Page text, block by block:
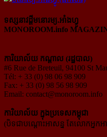
ទស្សនាវដ្ដីមនោរម្យ.អាំងហ្វូ
MONOROOM.info
ការិយាល័យ កណ្ដាល (រដ្ឋបាល)
#6 Rue de Breteuil, 94100 St
Tél: + 33 (0) 98 06 98 909
Fax: + 33 (0) 98 56 98 909
Email: contact@monoroom.info
ការិយាល័យ ក្នុង​ប្រទេស​កម្ពុជា
(បិទជាបណ្ដោះអាសន្ន តែលោកអ្នក